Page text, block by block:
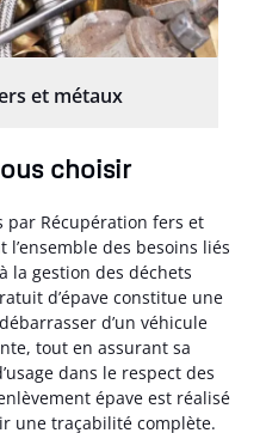
et métaux
choisir
par Récupération fers et
l’ensemble des besoins liés
la gestion des déchets
d’épave constitue une
d’un véhicule
tout en assurant sa
dans le respect des
épave est réalisé
une traçabilité complète.